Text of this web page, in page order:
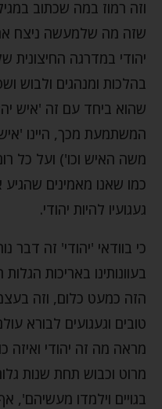
וזה רמוז במה שכתוב
שזה מה שלמעשה ניצח
יהודי במדרגה החיצונית
בהלכות ומנהגים ולבוש
שהוא ביחד עם זה 'איש
המשתמעת מכך, היינו
משה האיש וכו') ועל כל
כמו שאנו מאמינים
געגועיו להיות יהודי.
כי בוודאי 'יהודי' זה דבר
בעוונותינו באריכות
הזה כמעט כלום, וזה
טובים וגעגועים לבורא
מראה מה זה יהודי ואיזה
מרוט וכבוש תחת שנות
בגויים וילמדו מעשיהם',